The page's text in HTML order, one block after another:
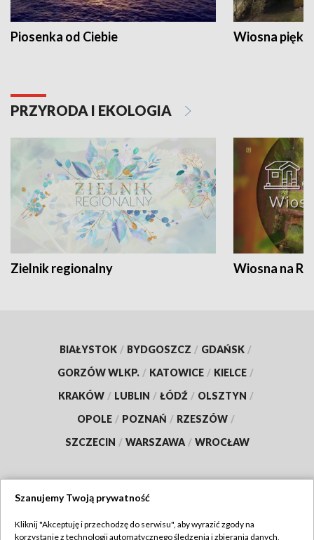
Piosenka od Ciebie Wiosna
PRZYRODA I EKOLOGIA
Zielnik regionalny Wiosna na
BIAŁYSTOK / BYDGOSZCZ / GDAŃSK /
GORZÓW WLKP. / KATOWICE / KIELCE /
KRAKÓW / LUBLIN / ŁÓDŹ / OLSZTYN /
OPOLE / POZNAŃ / RZESZÓW /
SZCZECIN / WARSZAWA / WROCŁAW
Szanujemy Twoją prywatność
Kliknij "Akceptuję i przechodzę do serwisu", aby wyrazić zgody na
korzystanie z technologii automatycznego śledzenia i zbierania danych,